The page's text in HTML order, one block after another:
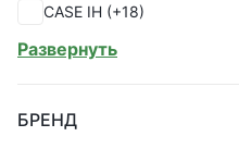
(1)
(1)
CASE IH (+18)
CHOHO(+28)
EU(+18)
Развернуть
БРЕНД